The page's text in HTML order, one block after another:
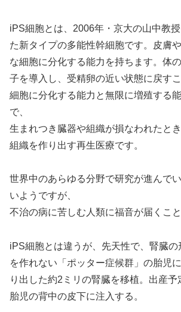
iPS細胞とは、2006年・京大の山中教
た新タイプの多能性幹細胞です。皮膚
な細胞に分化する能力を持ちます。体
子を導入し、受精卵の近い状態に戻す
細胞に分化する能力と無限に増殖する
で、
生まれつき臓器や組織が損なわれたと
組織を作り出す再生医療です。
世界中のあらゆる分野で研究が進んで
いようですが、
不治の病に苦しむ人類に福音が届くこと
iPS細胞とは違うが、先天性で、腎臓の
を作れない「ポッター症候群」の胎児
り出した約2ミリの腎臓を移植。出産予
胎児の背中の皮下に注入する。